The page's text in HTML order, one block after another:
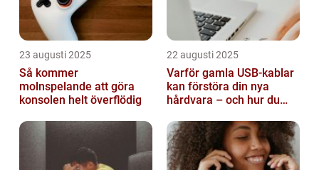
23 augusti 2025
Så kommer
molnspelande att göra
konsolen helt överflödig
22 augusti 2025
Varför gamla USB-kablar
kan förstöra din nya
hårdvara – och hur du